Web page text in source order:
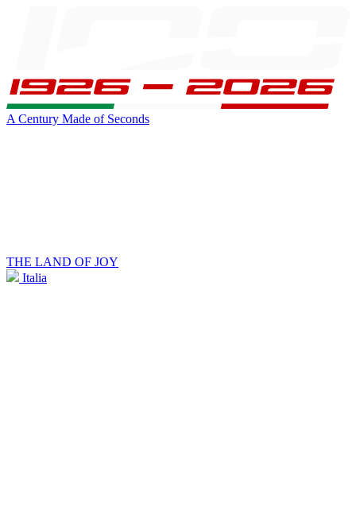
A Century Made of Seconds
THE LAND OF JOY
Italia